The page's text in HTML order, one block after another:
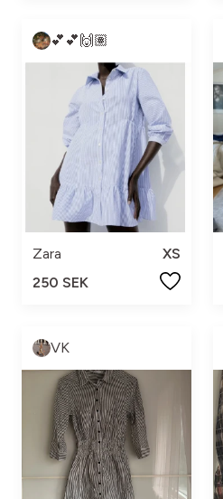
💕💕🙌🏽
Zara
XS
250 SEK
VK